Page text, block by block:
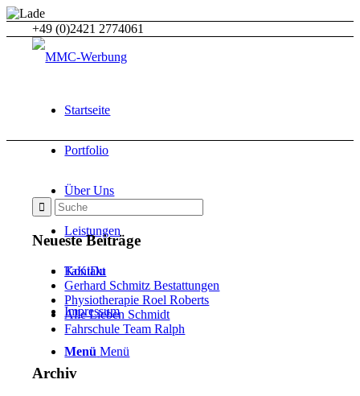
+49 (0)2421 2774061
Startseite
Portfolio
Über Uns
Leistungen
Kontakt
Impressum
Menü Menü
Neueste Beiträge
TaKiDu
Gerhard Schmitz Bestattungen
Physiotherapie Roel Roberts
Alle Lieben Schmidt
Fahrschule Team Ralph
Archiv